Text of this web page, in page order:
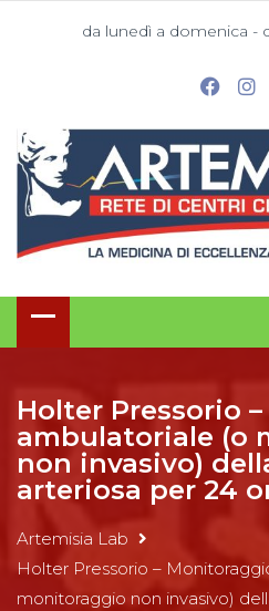
da lunedì a domenica -
Holter Pressorio
ambulatoriale (o
non invasivo)
arteriosa per 24
Artemisia Lab
Holter Pressorio –
monitoraggio non invasivo)